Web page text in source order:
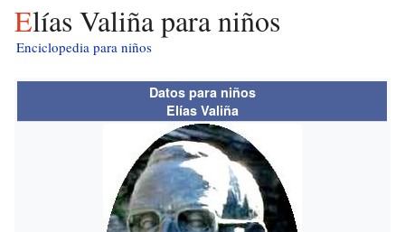
Elías Valiña para niños
Enciclopedia para niños
Datos para niños
Elías Valiña